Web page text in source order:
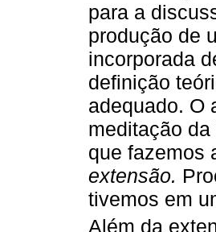
para a
produção de
incorporada
definição
adequado. O
meditação
que fazemos
extensão.
tivemos em
Além da